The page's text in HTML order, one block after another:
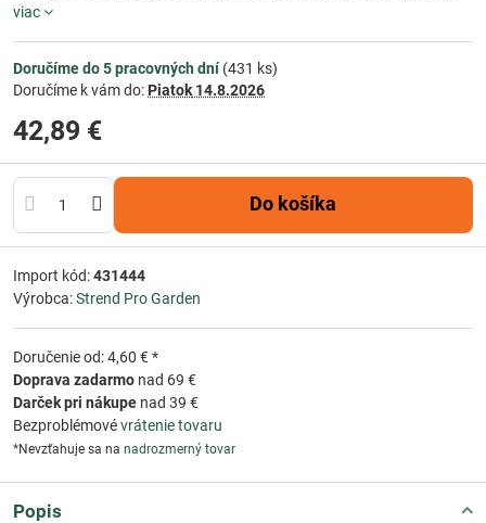
viac
Doručíme do 5 pracovných dní(431 ks)
Doručíme k vám do: Piatok 14.8.2026
42,89 €
Do košíka
Import kód:431444
Výrobca:Strend Pro Garden
Doručenie od: 4,60 € *
Doprava zadarmo nad 69 €
Darček pri nákupe nad 39 €
Bezproblémovévrátenie tovaru
*Nevzťahuje sa na nadrozmerný tovar
Popis